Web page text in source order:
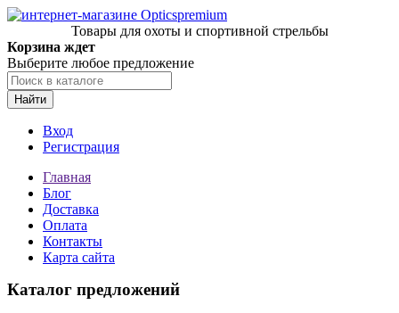
Товары для охоты и спортивной стрельбы
Корзина ждет
Выберите любое предложение
Найти
Вход
Регистрация
Главная
Блог
Доставка
Оплата
Контакты
Карта сайта
Каталог предложений